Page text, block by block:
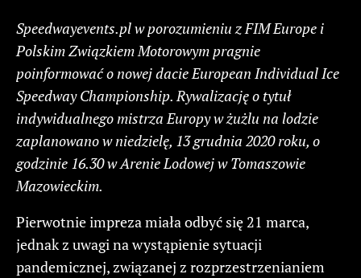
Speedwayevents.pl w porozumieniu z FIM Europe i
Polskim Związkiem Motorowym pragnie
poinformować o nowej dacie European Individual Ice
Speedway Championship. Rywalizację o tytuł
indywidualnego mistrza Europy w żużlu na lodzie
zaplanowano w niedzielę, 13 grudnia 2020 roku, o
godzinie 16.30 w Arenie Lodowej w Tomaszowie
Mazowieckim.
Pierwotnie impreza miała odbyć się 21 marca,
jednak z uwagi na wystąpienie sytuacji
pandemicznej, związanej z rozprzestrzenianiem